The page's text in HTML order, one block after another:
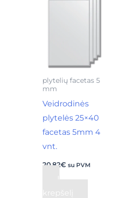
plytelių facetas 5
mm
Veidrodinės
plytelės 25×40
facetas 5mm 4
vnt.
20,82€ su PVM
Į
krepšelį